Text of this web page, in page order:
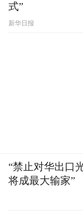
式”
新华日报
“禁止对华出口
将成最大输家”